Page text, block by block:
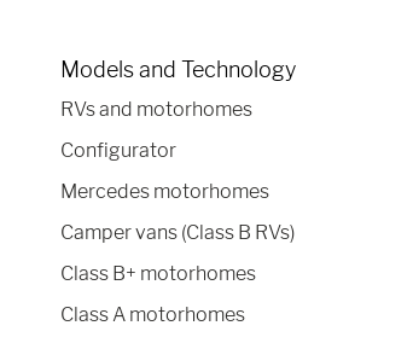
Models and Technology
RVs and motorhomes
Configurator
Mercedes motorhomes
Camper vans (Class B RVs)
Class B+ motorhomes
Class A motorhomes